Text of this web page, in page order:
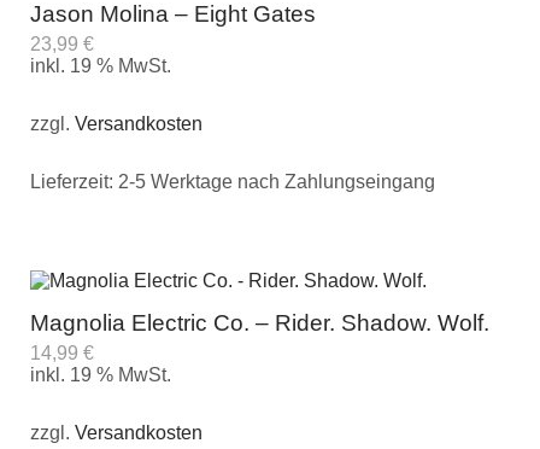
Jason Molina – Eight Gates
23,99 €
inkl. 19 % MwSt.
zzgl. Versandkosten
Lieferzeit: 2-5 Werktage nach Zahlungseingang
Magnolia Electric Co. – Rider. Shadow. Wolf.
14,99 €
inkl. 19 % MwSt.
zzgl. Versandkosten